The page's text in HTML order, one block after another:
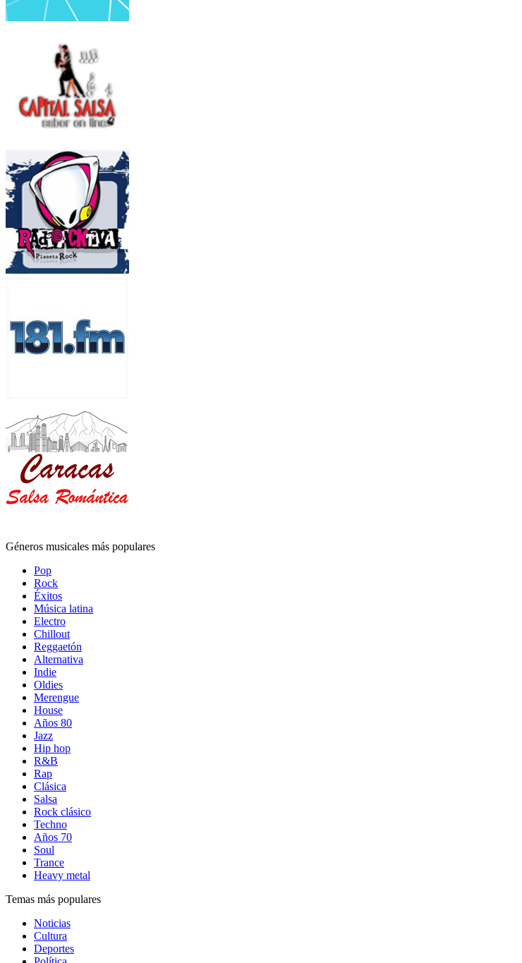
Géneros musicales más populares
Pop
Rock
Éxitos
Música latina
Electro
Chillout
Reggaetón
Alternativa
Indie
Oldies
Merengue
House
Años 80
Jazz
Hip hop
R&B
Rap
Clásica
Salsa
Rock clásico
Techno
Años 70
Soul
Trance
Heavy metal
Temas más populares
Noticias
Cultura
Deportes